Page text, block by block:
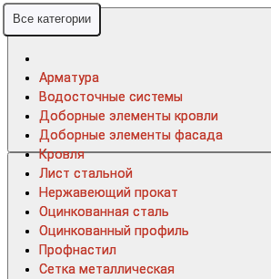
Все категории
Арматура
Водосточные системы
Доборные элементы кровли
Доборные элементы фасада
Кровля
Лист стальной
Нержавеющий прокат
Оцинкованная сталь
Оцинкованный профиль
Профнастил
Сетка металлическая
Все категории
Арматура
Водосточные системы
Доборные элементы кровли
Доборные элементы фасада
Кровля
Лист стальной
Нержавеющий прокат
Оцинкованная сталь
Оцинкованный профиль
Профнастил
Сетка металлическая